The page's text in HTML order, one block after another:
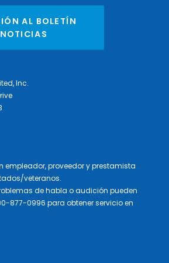
AL BOLETÍN
Inc.
empleador, proveedor y prestamista
veteranos.
de habla o audición pueden
877-0996 para obtener servicio en